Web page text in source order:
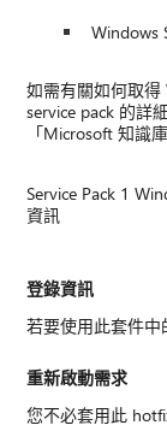
Windows
如需有關如何取得
service pack 的詳
「Microsoft 知識
Service Pack 1
資訊
登錄資訊
若要使用此套件中
重新啟動需求
您不必套用此